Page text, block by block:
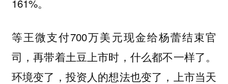
等王微支付700万美元现金给杨蕾结束官
司，再带着土豆上市时，什么都不一样了。
环境变了，投资人的想法也变了，上市当天